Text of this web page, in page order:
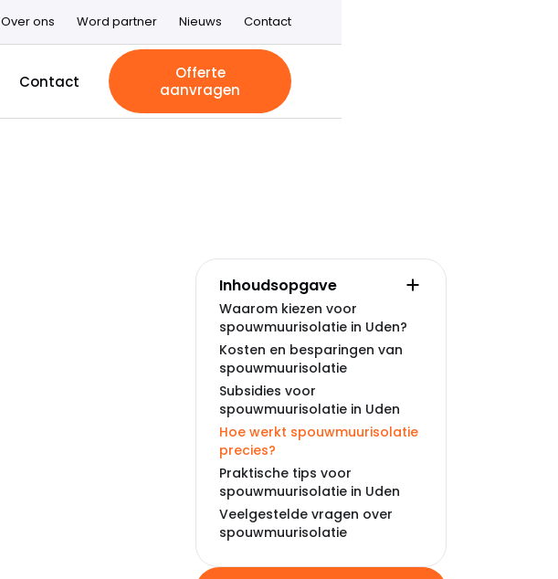
Over ons Word partner Nieuws Contact
Contact
Offerte
aanvragen
Inhoudsopgave
Waarom kiezen voor
spouwmuurisolatie in Uden?
Kosten en besparingen van
spouwmuurisolatie
Subsidies voor
spouwmuurisolatie in Uden
Hoe werkt spouwmuurisolatie
precies?
Praktische tips voor
spouwmuurisolatie in Uden
Veelgestelde vragen over
spouwmuurisolatie